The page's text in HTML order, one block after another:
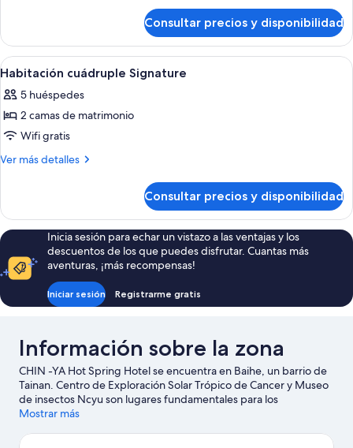
cuádruple
Confort
Consultar precios y disponibilidad
Abrir
todas
las
fotos
de
Habitación
Un baño moderno con una bañera
2
Habitación cuádruple Signature
5 huéspedes
2 camas de matrimonio
Wifi gratis
Ver más detalles
Más
cuádruple
Signature
Consultar precios y disponibilidad
Inicia sesión para echar un vistazo a las ventajas y los
descuentos de los que puedes disfrutar. Cuantas más
aventuras, ¡más recompensas!
Iniciar sesión Registrarme gratis
Información sobre la zona
CHIN -YA Hot Spring Hotel se encuentra en Baihe, un barrio de
Tainan. Centro de Exploración Solar Trópico de Cancer y Museo
de insectos Ncyu son lugares fundamentales para los
aficionados a la cultura en esta región, donde también puedes ir
nocturnoturístico Jia-Le-Fu. Ciudad de la Cultura
Mostrar más